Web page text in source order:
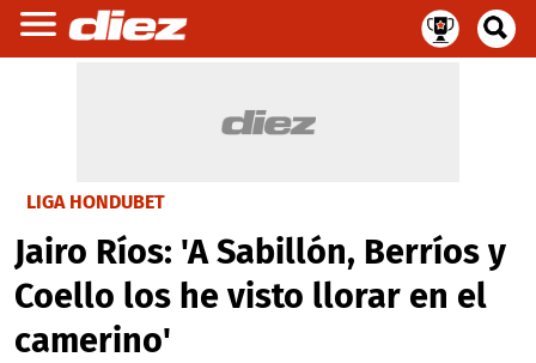
LIGA HONDUBET
Jairo Ríos: 'A Sabillón, Berríos y
Coello los he visto llorar en el
camerino'